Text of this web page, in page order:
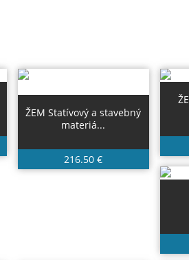
ŽEM Statívový a stavebný
materiá...
216.50 €